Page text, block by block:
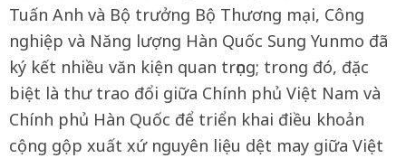
Tuấn Anh và Bộ trưởng Bộ Thương mại, Công
nghiệp và Năng lượng Hàn Quốc Sung Yunmo đã
ký kết nhiều văn kiện quan trọng; trong đó, đặc
biệt là thư trao đổi giữa Chính phủ Việt Nam và
Chính phủ Hàn Quốc để triển khai điều khoản
cộng gộp xuất xứ nguyên liệu dệt may giữa Việt